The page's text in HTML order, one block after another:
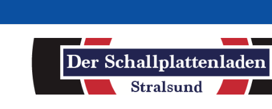
zum
Inhalt